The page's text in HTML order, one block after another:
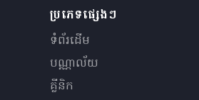
ប្រភេទផ្សេងៗ
ទំព័រដើម
បណ្ណាល័យ
គ្លីនិក